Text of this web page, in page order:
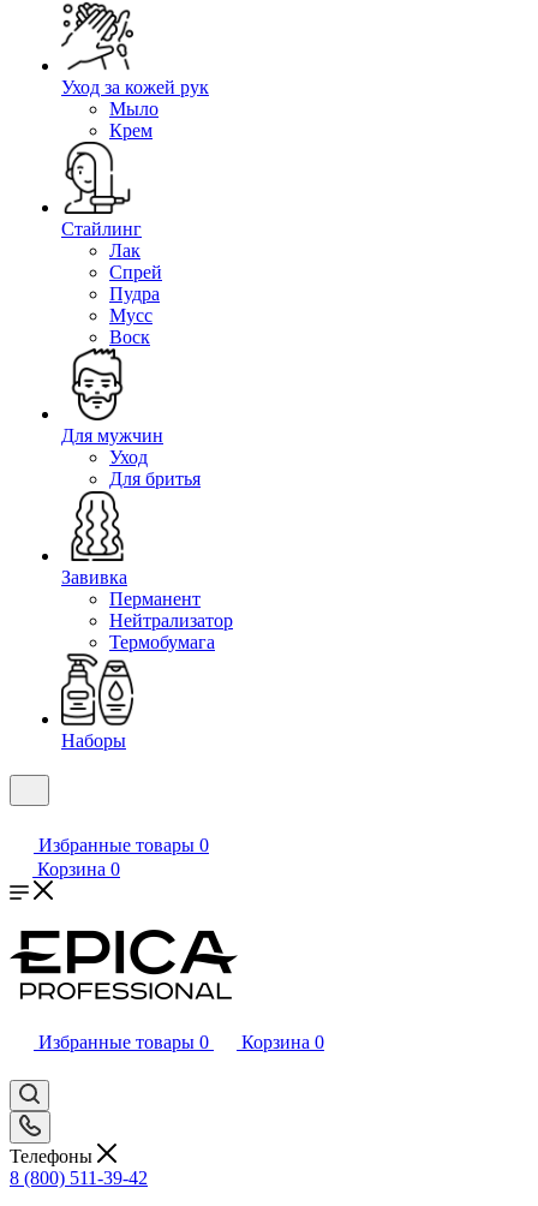
Уход за кожей рук
Мыло
Крем
Стайлинг
Лак
Спрей
Пудра
Мусс
Воск
Для мужчин
Уход
Для бритья
Завивка
Перманент
Нейтрализатор
Термобумага
Наборы
Избранные товары 0
Корзина 0
Избранные товары 0 Корзина 0
Телефоны
8 (800) 511-39-42